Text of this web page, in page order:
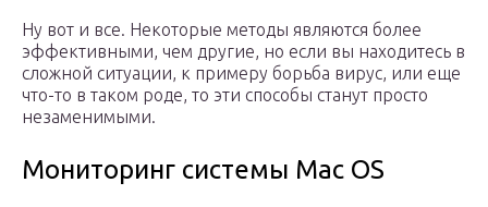
Ну вот и все. Некоторые методы являются более
эффективными, чем другие, но если вы находитесь в
сложной ситуации, к примеру борьба вирус, или еще
что-то в таком роде, то эти способы станут просто
незаменимыми.
Мониторинг системы Mac OS